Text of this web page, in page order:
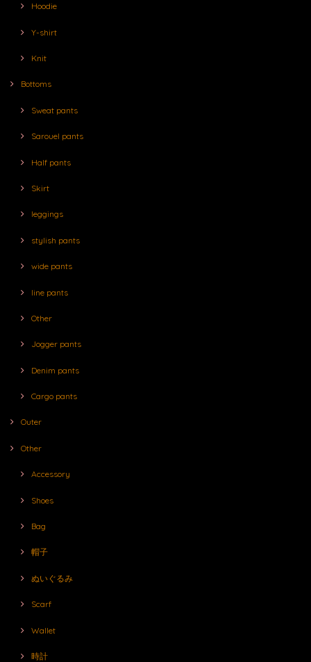
Hoodie
Y-shirt
Knit
Bottoms
Sweat pants
Sarouel pants
Half pants
Skirt
leggings
stylish pants
wide pants
line pants
Other
Jogger pants
Denim pants
Cargo pants
Outer
Other
Accessory
Shoes
Bag
帽子
ぬいぐるみ
Scarf
Wallet
時計